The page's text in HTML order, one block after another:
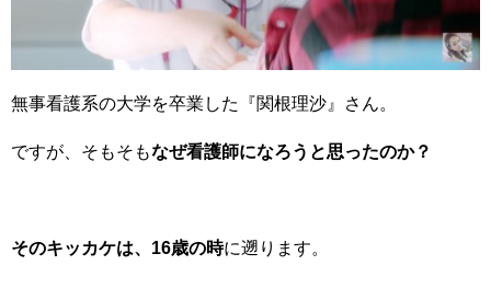
無事看護系の大学を卒業した『関根理沙』さん。
ですが、そもそもなぜ看護師になろうと思ったのか？
そのキッカケは、16歳の時に遡ります。